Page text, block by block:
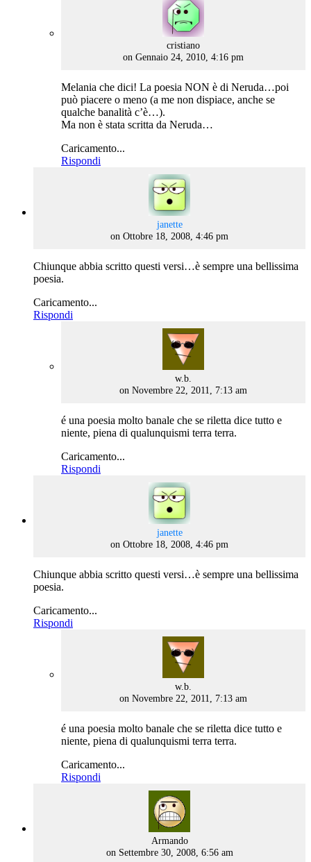
cristianosays:
on Gennaio 24, 2010, 4:16 pm
Melania che dici! La poesia NON è di Neruda…poi
può piacere o meno (a me non dispiace, anche se
qualche banalità c’è…).
Ma non è stata scritta da Neruda…
Caricamento...
Rispondi
janettesays:
on Ottobre 18, 2008, 4:46 pm
Chiunque abbia scritto questi versi…è sempre una bellissima
poesia.
Caricamento...
Rispondi
w.b.
on Novembre 22, 2011, 7:13 am
é una poesia molto banale che se riletta dice tutto e
niente, piena di qualunquismi terra terra.
Caricamento...
Rispondi
janettesays:
on Ottobre 18, 2008, 4:46 pm
Chiunque abbia scritto questi versi…è sempre una bellissima
poesia.
Caricamento...
Rispondi
w.b.
on Novembre 22, 2011, 7:13 am
é una poesia molto banale che se riletta dice tutto e
niente, piena di qualunquismi terra terra.
Caricamento...
Rispondi
Armandosays:
on Settembre 30, 2008, 6:56 am